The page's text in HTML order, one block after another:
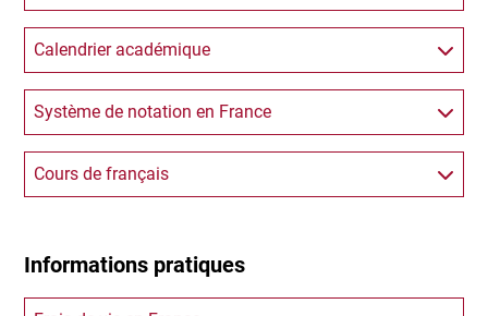
Calendrier académique
Système de notation en France
Cours de français
Informations pratiques